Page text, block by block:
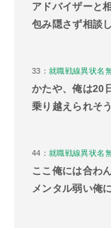
アドバイザーと
包み隠さず相談
33：就職戦線異状名
かたや、俺は20
乗り越えられそ
44：就職戦線異状名
ここ俺には合わ
メンタル弱い俺